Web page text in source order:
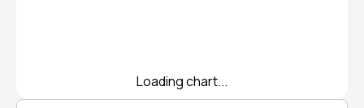
Loading chart...